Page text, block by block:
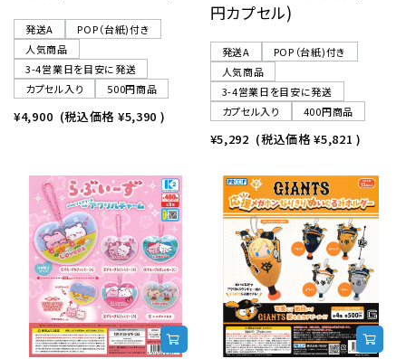
発送A
POP（台紙)付き
人気商品
3-4営業日を目安に発送
カプセル入り
500円商品
¥4,900 (税込価格 ¥5,390 )
円カプセル)
発送A
POP（台紙)付き
人気商品
3-4営業日を目安に発送
カプセル入り
400円商品
¥5,292 (税込価格¥5,821 )